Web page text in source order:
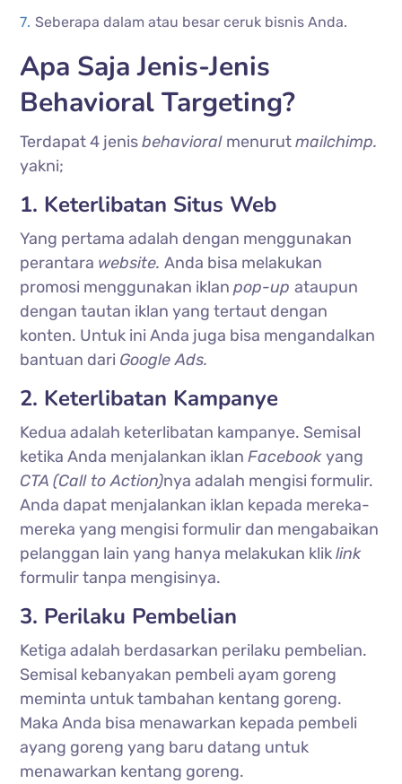
Seberapa dalam atau besar ceruk bisnis Anda.
Apa Saja Jenis-Jenis
Behavioral Targeting?
Terdapat 4 jenisbehavioral menurutmailchimp.
yakni;
1. Keterlibatan Situs Web
Yang pertama adalah dengan menggunakan
perantara website.Anda bisa melakukan
promosi menggunakan iklanpop-upataupun
dengan tautan iklan yang tertaut dengan
konten. Untuk ini Anda juga bisa mengandalkan
bantuan dari Google Ads.
2. Keterlibatan Kampanye
Kedua adalah keterlibatan kampanye. Semisal
ketika Anda menjalankan iklanFacebookyang
CTA (Call to Action)nya adalah mengisi formulir.
Anda dapat menjalankan iklan kepada mereka-
mereka yang mengisi formulir dan mengabaikan
pelanggan lain yang hanya melakukan kliklink
formulir tanpa mengisinya.
3. Perilaku Pembelian
Ketiga adalah berdasarkan perilaku pembelian.
Semisal kebanyakan pembeli ayam goreng
meminta untuk tambahan kentang goreng.
Maka Anda bisa menawarkan kepada pembeli
ayang goreng yang baru datang untuk
menawarkan kentang goreng.